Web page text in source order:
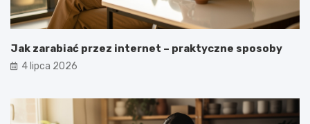
Jak zarabiać przez internet – praktyczne sposoby
4 lipca 2026